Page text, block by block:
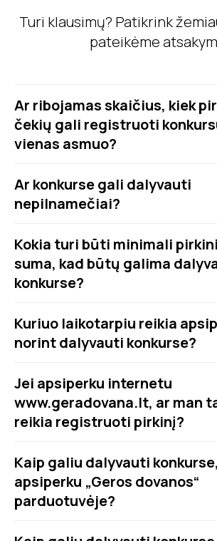
Turi klausimų? Patikrink
pateikėme
Ar ribojamas skaičius, kiek
čekių gali registruoti
vienas asmuo?
Ar konkurse gali dalyvauti
nepilnamečiai?
Kokia turi būti minimali
suma, kad būtų galima
konkurse?
Kuriuo laikotarpiu reikia
norint dalyvauti konkurse?
Jei apsiperku internetu
www.geradovana.lt, ar man
reikia registruoti pirkinį?
Kaip galiu dalyvauti
apsiperku „Geros dovanos“
parduotuvėje?